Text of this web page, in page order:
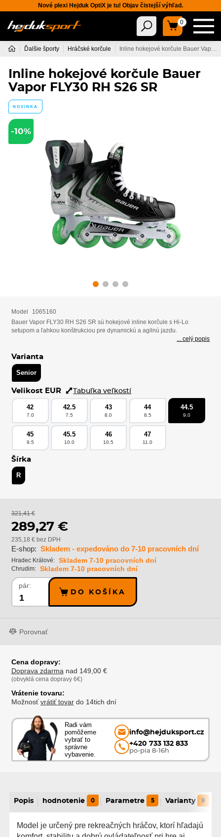
Nové plexi Hejduk OptiX je tu! Objav čistejší výhľad.
0
Ďalšie športy Hráčské korčule
Inline hokejové korčule Bauer
Vapor FLY30 RH S26 SR
NOVINKA
-10%
Model
1065160
Bauer Vapor FLY30 RH S26 SR sú hokejové inline korčule s Hi-Lo
setupom a ľahkou konštrukciou pre dynamickú a agilnú jazdu.
... celý popis
Varianta
Senior
Velikost EUR Tabuľka veľkostí
42
7.0
42.5
7.5
43
8.0
44
8.5
44.5
9.0
45
9.5
45.5
10.0
46
10.5
47
11.0
Šírka
R
321,41 €
289,27 €
235,18 € bez DPH
E-shop: Skladem - expedováno do 7-10 pracovních dní
Hradec Králové: Skladem 7-10 pracovních dní
Chrudim: Skladem 7-10 pracovních dní
pár:
DO KOŠÍKA
Porovnať
Cena dopravy:
Doprava zdarmanad 149,00 €
(obvyklá cena dopravy 6€)
Vrátenie tovaru:
Možnosťvrátiť tovardo 14tich dní
Radi vám
pomôžeme
vybrať to
správne
vybavenie.
info@hejduksport.cz
+420 733 132 833
po-pia 8-16h
Popis hodnotenie 0 Parametre 5 Varianty 9
Model je určený pre rekreačných hráčov, ktorí hľadajú